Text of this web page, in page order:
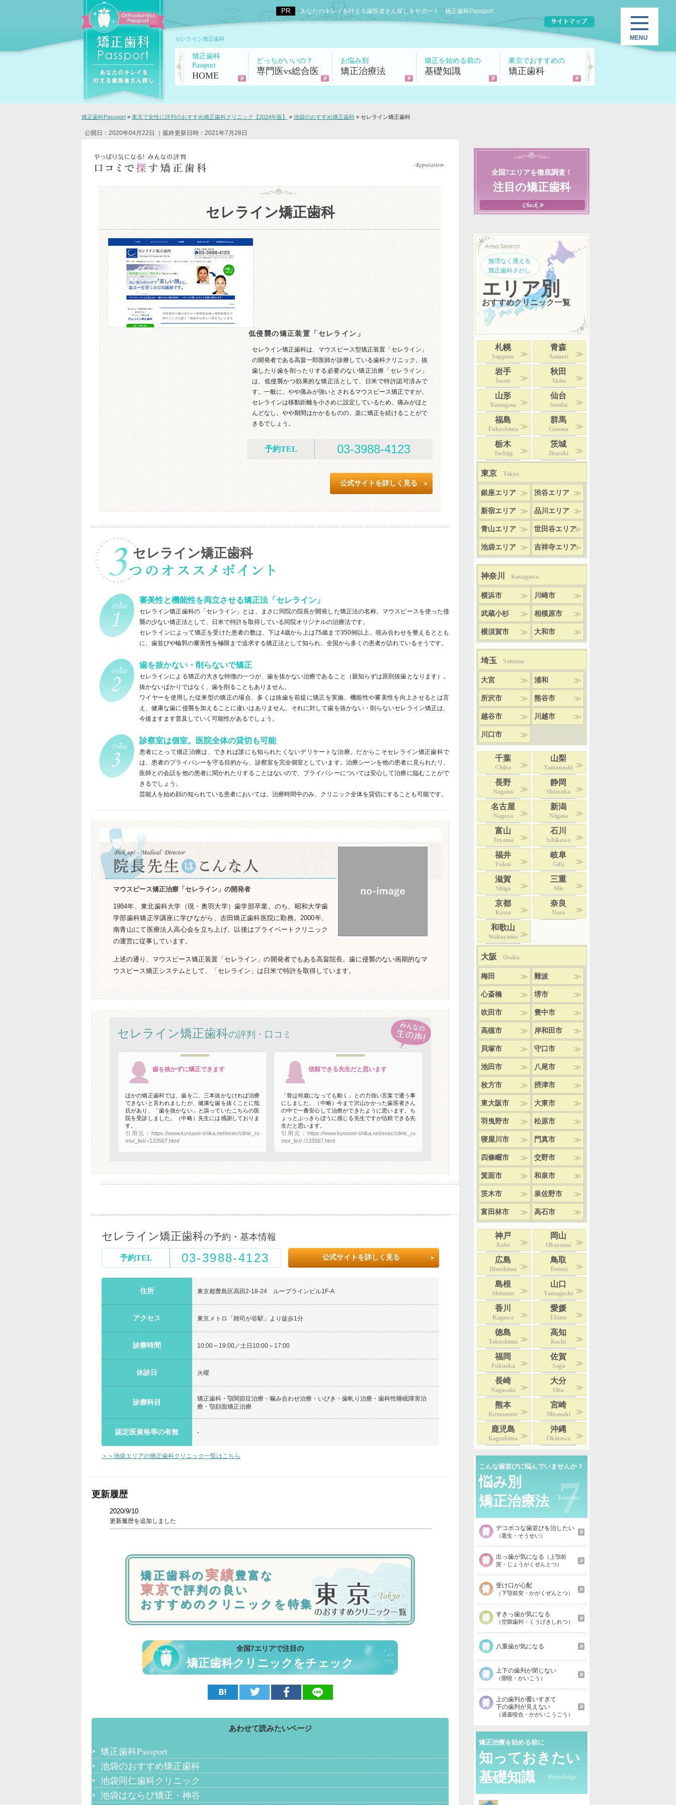
あなたのキレイを叶える歯医者さん探しをサポート 矯正歯科Passport
セレライン矯正歯科
矯正歯科
Passport
HOME
どっちがいいの？
専門医vs総合医
お悩み別
矯正治療法
矯正を始める前の
基礎知識
東京でおすすめの
矯正歯科
矯正歯科Passport » 東京で女性に評判のおすすめ矯正歯科クリニック【2024年版】 » 池袋のおすすめ矯正歯科 » セレライン矯正歯科
公開日：2020年04月22日 ｜最終更新日時：2021年7月28日
セレライン矯正歯科
低侵襲の矯正装置「セレライン」
セレライン矯正歯科は、マウスピース型矯正装置「セレライン」
の開発者である高畠一郎医師が診療している歯科クリニック。抜
歯したり歯を削ったりする必要のない矯正治療「セレライン」
は、低侵襲かつ効果的な矯正法として、日米で特許認可済みで
す。一般に、やや痛みが強いとされるマウスピース矯正ですが、
セレラインは移動距離を小さめに設定しているため、痛みがほと
んどなし。やや期間はかかるものの、楽に矯正を続けることがで
きるでしょう。
予約TEL 03-3988-4123
公式サイトを詳しく見る
セレライン矯正歯科
審美性と機能性を両立させる矯正法「セレライン」
セレライン矯正歯科の「セレライン」とは、まさに同院の院長が開発した矯正法の名称。マウスピースを使った侵
襲の少ない矯正法として、日米で特許を取得している同院オリジナルの治療法です。
セレラインによって矯正を受けた患者の数は、下は4歳から上は75歳まで350例以上。咬み合わせを整えるととも
に、歯並びや輪郭の審美性を極限まで追求する矯正法として知られ、全国から多くの患者が訪れているそうです。
歯を抜かない・削らないで矯正
セレラインによる矯正の大きな特徴の一つが、歯を抜かない治療であること（親知らずは原則抜歯となります）。
抜かないばかりではなく、歯を削ることもありません。
ワイヤーを使用した従来型の矯正の場合、多くは抜歯を前提に矯正を実施。機能性や審美性を向上させるとは言
え、健康な歯に侵襲を加えることに違いはありません。それに対して歯を抜かない・削らないセレライン矯正は、
今後ますます普及していく可能性があるでしょう。
診察室は個室。医院全体の貸切も可能
患者にとって矯正治療は、できれば誰にも知られたくないデリケートな治療。だからこそセレライン矯正歯科で
は、患者のプライバシーを守る目的から、診察室を完全個室としています。治療シーンを他の患者に見られたリ、
医師との会話を他の患者に聞かれたりすることはないので、プライバシーについては安心して治療に臨むことがで
きるでしょう。
芸能人を始め顔の知られている患者においては、治療時間中のみ、クリニック全体を貸切にすることも可能です。
マウスピース矯正治療「セレライン」の開発者
1984年、東北歯科大学（現・奥羽大学）歯学部卒業。のち、昭和大学歯
学部歯科矯正学講座に学びながら、吉田矯正歯科医院に勤務。2000年、
南青山にて医療法人高心会を立ち上げ、以後はプライベートクリニック
の運営に従事しています。
上述の通り、マウスピース矯正装置「セレライン」の開発者でもある高畠院長。歯に侵襲のない画期的なマ
ウスピース矯正システムとして、「セレライン」は日米で特許を取得しています。
セレライン矯正歯科の評判・口コミ
歯を抜かずに矯正できます
ほかの矯正歯科では、歯を二、三本抜かなければ治療
できないと言われましたが、健康な歯を抜くことに抵
抗があり、「歯を抜かない」と謳っていたこちらの医
院を受診しました。（中略）先生には感謝しておりま
す。
引用元：https://www.kyousei-shika.net/exec/clinic_ru
mor_list/-/133567.html
信頼できる先生だと思います
「骨は何歳になっても動く」との力強い言葉で通う事
にしました。（中略）今まで沢山かかった歯医者さん
の中で一番安心して治療ができたように思います。ち
ょっとぶっきらぼうに感じる先生ですが信頼できる先
生だと思います。
引用元：https://www.kyousei-shika.net/exec/clinic_ru
mor_list/-/133567.html
セレライン矯正歯科の予約・基本情報
予約TEL 03-3988-4123 公式サイトを詳しく見る
住所 東京都豊島区高田2-18-24 ループラインビル1F-A
アクセス 東京メトロ「雑司が谷駅」より徒歩1分
診療時間 10:00～19:00／土日10:00～17:00
休診日 火曜
診療科目
矯正歯科・顎関節症治療・噛み合わせ治療・いびき・歯軋り治療・歯科性睡眠障害治
療・顎顔面矯正治療
認定医資格等の有無 -
＞＞池袋エリアの矯正歯科クリニック一覧はこちら
更新履歴
2020/9/10
更新履歴を追加しました
矯正歯科の 実績豊富な
東京で評判の良い
おすすめのクリニックを特集
全国7エリアで注目の
矯正歯科クリニックをチェック
あわせて読みたいページ
矯正歯科Passport
池袋のおすすめ矯正歯科
池袋同仁歯科クリニック
池袋はならび矯正・神谷
全国7エリアを徹底調査！
注目の矯正歯科
無理なく通える
矯正歯科さがし
エリア別
おすすめクリニック一覧
札幌
Sapporo
青森
Aomori
岩手
Iwate
秋田
Akita
山形
Yamagata
仙台
Sendai
福島
Fukushima
群馬
Gunma
栃木
Tochigi
茨城
Ibaraki
東京 Tokyo
銀座エリア 渋谷エリア
新宿エリア 品川エリア
青山エリア 世田谷エリア
池袋エリア 吉祥寺エリア
神奈川 Kanagawa
横浜市 川崎市
武蔵小杉 相模原市
横須賀市 大和市
埼玉 Saitama
大宮 浦和
所沢市 熊谷市
越谷市 川越市
川口市
千葉
Chiba
山梨
Yamanashi
長野
Nagano
静岡
Shizuoka
名古屋
Nagoya
新潟
Niigata
富山
Toyama
石川
Ishikawa
福井
Fukui
岐阜
Gifu
滋賀
Shiga
三重
Mie
京都
Kyoto
奈良
Nara
和歌山
Wakayama
大阪 Osaka
梅田 難波
心斎橋 堺市
吹田市 豊中市
高槻市 岸和田市
貝塚市 守口市
池田市 八尾市
枚方市 摂津市
東大阪市 大東市
羽曳野市 松原市
寝屋川市 門真市
四條畷市 交野市
箕面市 和泉市
茨木市 泉佐野市
富田林市 高石市
神戸
Kobe
岡山
Okayama
広島
Hiroshima
鳥取
Tottori
島根
Shimane
山口
Yamaguchi
香川
Kagawa
愛媛
Ehime
徳島
Tokushima
高知
Kochi
福岡
Fukuoka
佐賀
Saga
長崎
Nagasaki
大分
Oita
熊本
Kumamoto
宮崎
Miyazaki
鹿児島
Kagoshima
沖縄
Okinawa
こんな歯並びに悩んでいませんか？
悩み別
矯正治療法 7
デコボコな歯並びを治したい
（叢生・そうせい）
出っ歯が気になる （上顎前
突・じょうがくぜんとつ）
受け口が心配
（下顎前突・かがくぜんとつ）
すきっ歯が気になる
（空隙歯列・くうげきしれつ）
八重歯が気になる
上下の歯列が閉じない
（開咬・かいこう）
上の歯列が覆いすぎて
下の歯列が見えない
（過蓋咬合・かがいこうごう）
矯正治療を始める前に
知っておきたい
基礎知識